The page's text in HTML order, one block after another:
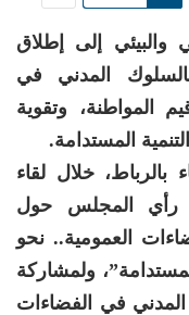
والبيئي إلى إطلاق
المدني في
المواطنة، وتقوية
المستدامة.
بالرباط، خلال لقاء
رأي المجلس حول
العمومية.. نحو
ولمشاركة
في الفضاءات